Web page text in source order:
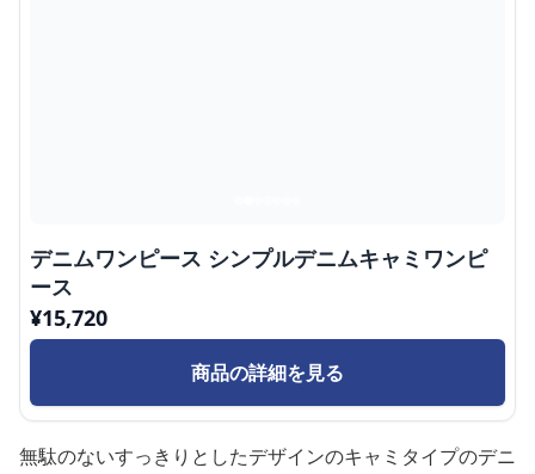
デニムワンピース シンプルデニムキャミワンピ
ース
¥15,720
商品の詳細を見る
無駄のないすっきりとしたデザインのキャミタイプのデニ